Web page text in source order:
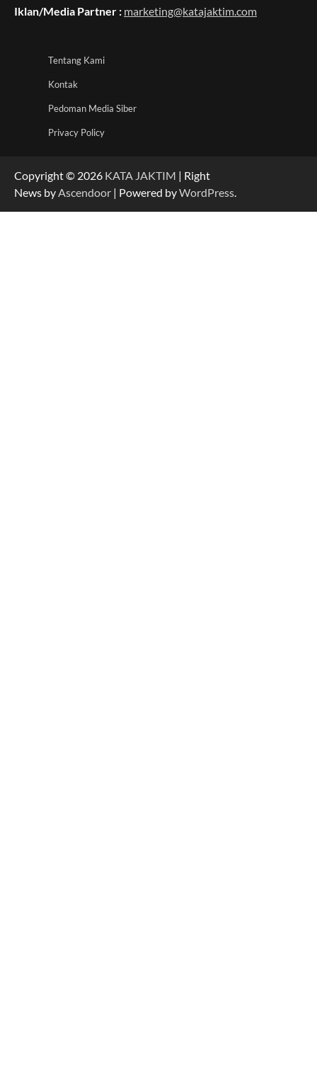
Iklan/Media Partner : marketing@katajaktim.com
Tentang Kami
Kontak
Pedoman Media Siber
Privacy Policy
Copyright © 2026 KATA JAKTIM | Right
News byAscendoor | Powered byWordPress.